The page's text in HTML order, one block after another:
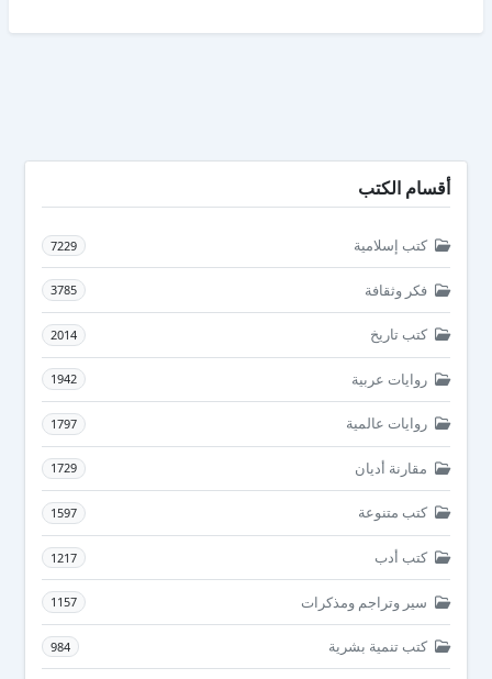
أقسام الكتب
كتب إسلامية 7229
فكر وثقافة 3785
كتب تاريخ 2014
روايات عربية 1942
روايات عالمية 1797
مقارنة أديان 1729
كتب متنوعة 1597
كتب أدب 1217
سير وتراجم ومذكرات 1157
كتب تنمية بشرية 984